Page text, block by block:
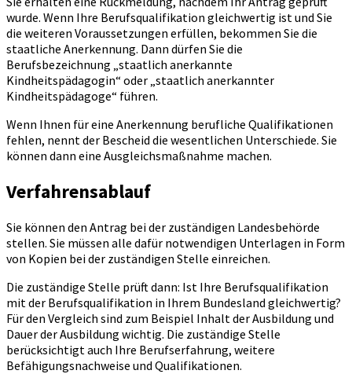
wurde. Wenn Ihre Berufsqualifikation gleichwertig ist und Sie
die weiteren Voraussetzungen erfüllen, bekommen Sie die
staatliche Anerkennung. Dann dürfen Sie die
Berufsbezeichnung „staatlich anerkannte
Kindheitspädagogin“ oder „staatlich anerkannter
Kindheitspädagoge“ führen.
Wenn Ihnen für eine Anerkennung berufliche Qualifikationen
fehlen, nennt der Bescheid die wesentlichen Unterschiede. Sie
können dann eine Ausgleichsmaßnahme machen.
Verfahrensablauf
Sie können den Antrag bei der zuständigen Landesbehörde
stellen. Sie müssen alle dafür notwendigen Unterlagen in Form
von Kopien bei der zuständigen Stelle einreichen.
Die zuständige Stelle prüft dann: Ist Ihre Berufsqualifikation
mit der Berufsqualifikation in Ihrem Bundesland gleichwertig?
Für den Vergleich sind zum Beispiel Inhalt der Ausbildung und
Dauer der Ausbildung wichtig. Die zuständige Stelle
berücksichtigt auch Ihre Berufserfahrung, weitere
Befähigungsnachweise und Qualifikationen.